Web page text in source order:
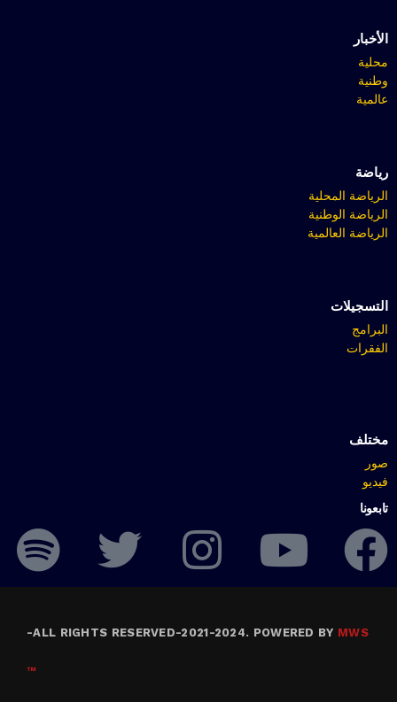
الأخبار
محلية
وطنية
عالمية
رياضة
الرياضة المحلية
الرياضة الوطنية
الرياضة العالمية
التسجيلات
البرامج
الفقرات
مختلف
صور
فيديو
تابعونا
ALL RIGHTS RESERVED-2021-2024. POWERED BY MWS
-
™